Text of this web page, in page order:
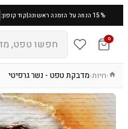
15% הנחה על הזמנה ראשונה |קוד קופון:
0
›חיות›מדבקת טפט - נשר גרפיטי